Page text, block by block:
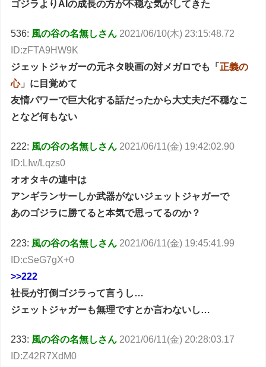
ゴジラよりAIの成長の方が不穏な気がしてきた
536: 風の谷の名無しさん 2021/06/10(木) 23:15:48.72
ID:zFTA9HW9K
ジェットジャガーの元ネタ映画の対メガロでも「 正義の
心」に目覚めて
友情パワーで巨大化する話だったから大丈夫だ不穏なこ
となど何もない
222: 風の谷の名無しさん 2021/06/11(金) 19:42:02.90
ID:LIw/Lqzs0
オオタキの連中は
アンギランサーしか武器がないジェットジャガーで
あのゴジラに勝てると本気で思ってるのか？
223: 風の谷の名無しさん 2021/06/11(金) 19:45:41.99
ID:cSeG7gX+0
>>222
社長が打倒ゴジラって言うし…
ジェットジャガーも無理ですとか言わないし…
233: 風の谷の名無しさん 2021/06/11(金) 20:28:03.17
ID:Z42R7XdM0